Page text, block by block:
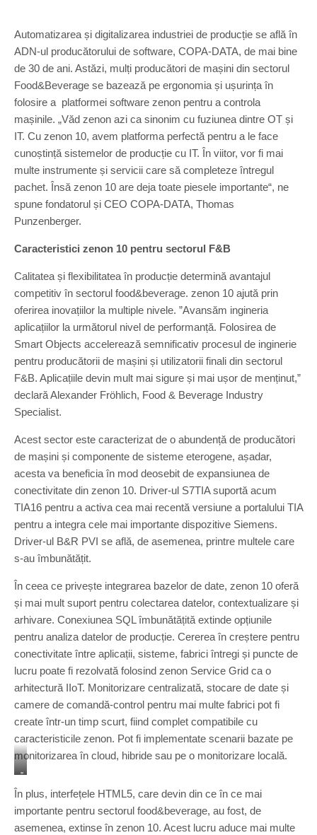
Automatizarea și digitalizarea industriei de producție se află în
ADN-ul producătorului de software, COPA-DATA, de mai bine
de 30 de ani. Astăzi, mulți producători de mașini din sectorul
Food&Beverage se bazează pe ergonomia și ușurința în
folosire a platformei software zenon pentru a controla
mașinile. „Văd zenon azi ca sinonim cu fuziunea dintre OT și
IT. Cu zenon 10, avem platforma perfectă pentru a le face
cunoștință sistemelor de producție cu IT. În viitor, vor fi mai
multe instrumente și servicii care să completeze întregul
pachet. Însă zenon 10 are deja toate piesele importante“, ne
spune fondatorul și CEO COPA-DATA, Thomas
Punzenberger.
Caracteristici zenon 10 pentru sectorul F&B
Calitatea și flexibilitatea în producție determină avantajul
competitiv în sectorul food&beverage. zenon 10 ajută prin
oferirea inovațiilor la multiple nivele. ”Avansăm ingineria
aplicațiilor la următorul nivel de performanță. Folosirea de
Smart Objects accelerează semnificativ procesul de inginerie
pentru producătorii de mașini și utilizatorii finali din sectorul
F&B. Aplicațiile devin mult mai sigure și mai ușor de menținut,”
declară Alexander Fröhlich, Food & Beverage Industry
Specialist.
Acest sector este caracterizat de o abundență de producători
de mașini și componente de sisteme eterogene, așadar,
acesta va beneficia în mod deosebit de expansiunea de
conectivitate din zenon 10. Driver-ul S7TIA suportă acum
TIA16 pentru a activa cea mai recentă versiune a portalului TIA
pentru a integra cele mai importante dispozitive Siemens.
Driver-ul B&R PVI se află, de asemenea, printre multele care
s-au îmbunătățit.
În ceea ce privește integrarea bazelor de date, zenon 10 oferă
și mai mult suport pentru colectarea datelor, contextualizare și
arhivare. Conexiunea SQL îmbunătățită extinde opțiunile
pentru analiza datelor de producție. Cererea în creștere pentru
conectivitate între aplicații, sisteme, fabrici întregi și puncte de
lucru poate fi rezolvată folosind zenon Service Grid ca o
arhitectură IIoT. Monitorizare centralizată, stocare de date și
camere de comandă-control pentru mai multe fabrici pot fi
create într-un timp scurt, fiind complet compatibile cu
caracteristicile zenon. Pot fi implementate scenarii bazate pe
monitorizarea în cloud, hibride sau pe o monitorizare locală.
”
l
o
În plus, interfețele HTML5, care devin din ce în ce mai
importante pentru sectorul food&beverage, au fost, de
asemenea, extinse în zenon 10. Acest lucru aduce mai multe